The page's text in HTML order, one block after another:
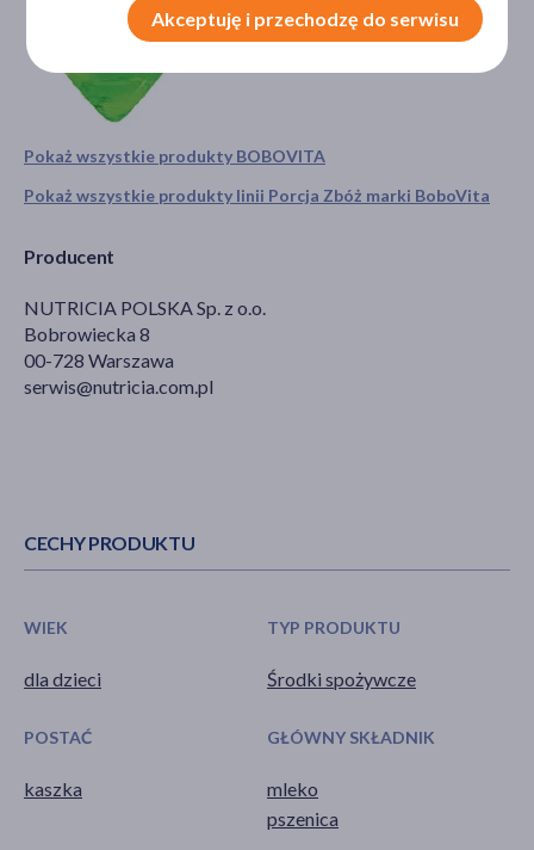
Pokaż wszystkie produkty BOBOVITA
Pokaż wszystkie produkty linii Porcja Zbóż marki BoboVita
Producent
NUTRICIA POLSKA Sp. z o.o.
Bobrowiecka 8
00-728 Warszawa
serwis@nutricia.com.pl
CECHY PRODUKTU
WIEK
dla dzieci
TYP PRODUKTU
Środki spożywcze
POSTAĆ
kaszka
GŁÓWNY SKŁADNIK
mleko
pszenica
Akceptuję i przechodzę do serwisu